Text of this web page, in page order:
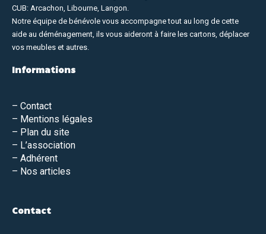
CUB: Arcachon, Libourne, Langon.
Notre équipe de bénévole vous accompagne tout au long de cette
aide au déménagement, ils vous aideront à faire les cartons, déplacer
vos meubles et autres.
Informations
– Contact
– Mentions légales
– Plan du site
– L’association
– Adhérent
– Nos articles
Contact